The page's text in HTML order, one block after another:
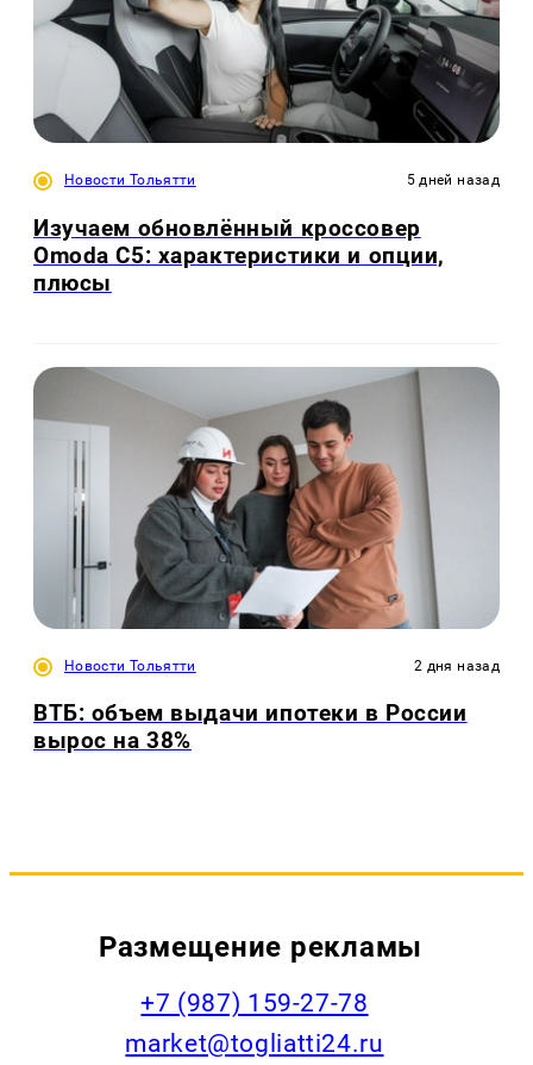
Новости Тольятти 5 дней назад
Изучаем обновлённый кроссовер
Omoda C5: характеристики и опции,
плюсы
Новости Тольятти 2 дня назад
ВТБ: объем выдачи ипотеки в России
вырос на 38%
Размещение рекламы
+7 (987) 159-27-78
market@togliatti24.ru